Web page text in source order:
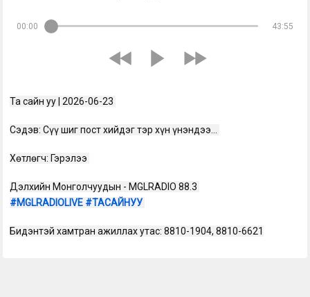
00:00 43:55
Та сайн уу | 2026-06-23
Сэдэв: Сүү шиг пост хийдэг тэр хүн үнэндээ...
Хөтлөгч: Гэрэлээ
#MGLRADIOLIVE #ТАСАЙНУУ
Бидэнтэй хамтран ажиллах утас: 8810-1904, 8810-6621